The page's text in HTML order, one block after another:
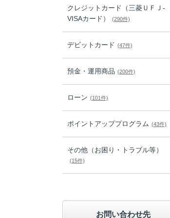
クレジットカード（三菱ＵＦＪ-
VISAカード）
(290件)
デビットカード (47件)
預金・運用商品 (200件)
ローン (101件)
ポイントアッププログラム (43件)
その他（お困り・トラブル等）
(15件)
お問い合わせ先